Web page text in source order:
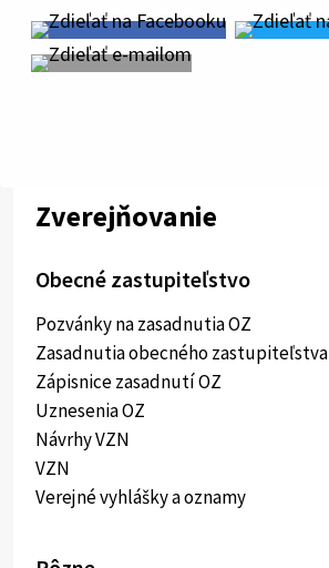
Zverejňovanie
Obecné zastupiteľstvo
Pozvánky na zasadnutia OZ
Zasadnutia obecného zastupiteľstva
Zápisnice zasadnutí OZ
Uznesenia OZ
Návrhy VZN
VZN
Verejné vyhlášky a oznamy